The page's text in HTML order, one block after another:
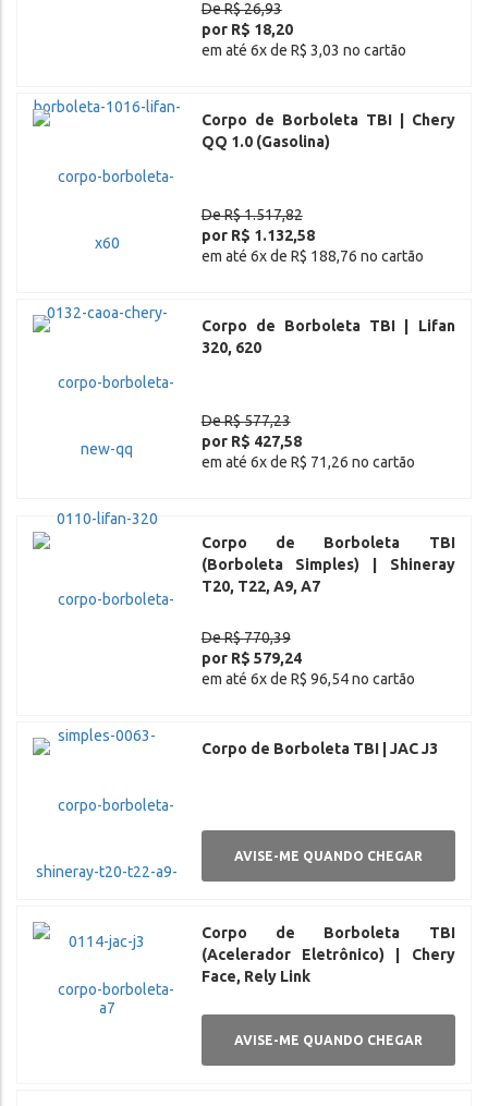
De R$ 26,93
por R$ 18,20
em até 6x de R$ 3,03 no cartão
Corpo de Borboleta TBI | Chery
QQ 1.0 (Gasolina)
De R$ 1.517,82
por R$ 1.132,58
em até 6x de R$ 188,76 no cartão
Corpo de Borboleta TBI | Lifan
320, 620
De R$ 577,23
por R$ 427,58
em até 6x de R$ 71,26 no cartão
Corpo de Borboleta TBI
(Borboleta Simples) | Shineray
T20, T22, A9, A7
De R$ 770,39
por R$ 579,24
em até 6x de R$ 96,54 no cartão
Corpo de Borboleta TBI | JAC J3
AVISE-ME QUANDO CHEGAR
Corpo de Borboleta TBI
(Acelerador Eletrônico) | Chery
Face, Rely Link
AVISE-ME QUANDO CHEGAR